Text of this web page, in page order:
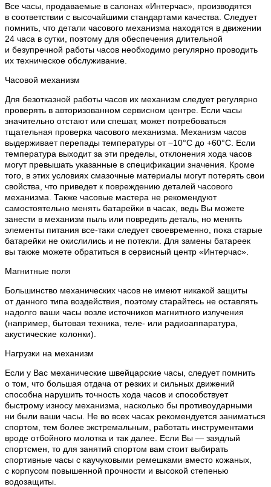
Все часы, продаваемые в салонах «Интерчас», производятся
в соответствии с высочайшими стандартами качества. Следует
помнить, что детали часового механизма находятся в движении
24 часа в сутки, поэтому для обеспечения длительной
и безупречной работы часов необходимо регулярно проводить
их техническое обслуживание.
Часовой механизм
Для безотказной работы часов их механизм следует регулярно
проверять в авторизованном сервисном центре. Если часы
значительно отстают или спешат, может потребоваться
тщательная проверка часового механизма. Механизм часов
выдерживает перепады температуры от −10°C до +60°C. Если
температура выходит за эти пределы, отклонения хода часов
могут превышать указанные в спецификации значения. Кроме
того, в этих условиях смазочные материалы могут потерять свои
свойства, что приведет к повреждению деталей часового
механизма. Также часовые мастера не рекомендуют
самостоятельно менять батарейки в часах, ведь Вы можете
занести в механизм пыль или повредить деталь, но менять
элементы питания все-таки следует своевременно, пока старые
батарейки не окислились и не потекли. Для замены батареек
вы также можете обратиться в сервисный центр «Интерчас».
Магнитные поля
Большинство механических часов не имеют никакой защиты
от данного типа воздействия, поэтому старайтесь не оставлять
надолго ваши часы возле источников магнитного излучения
(например, бытовая техника, теле- или радиоаппаратура,
акустические колонки).
Нагрузки на механизм
Если у Вас механические швейцарские часы, следует помнить
о том, что большая отдача от резких и сильных движений
способна нарушить точность хода часов и способствует
быстрому износу механизма, насколько бы противоударными
ни были ваши часы. Не во всех часах рекомендуется заниматься
спортом, тем более экстремальным, работать инструментами
вроде отбойного молотка и так далее. Если Вы — заядлый
спортсмен, то для занятий спортом вам стоит выбирать
спортивные часы с каучуковыми ремешками вместо кожаных,
с корпусом повышенной прочности и высокой степенью
водозащиты.